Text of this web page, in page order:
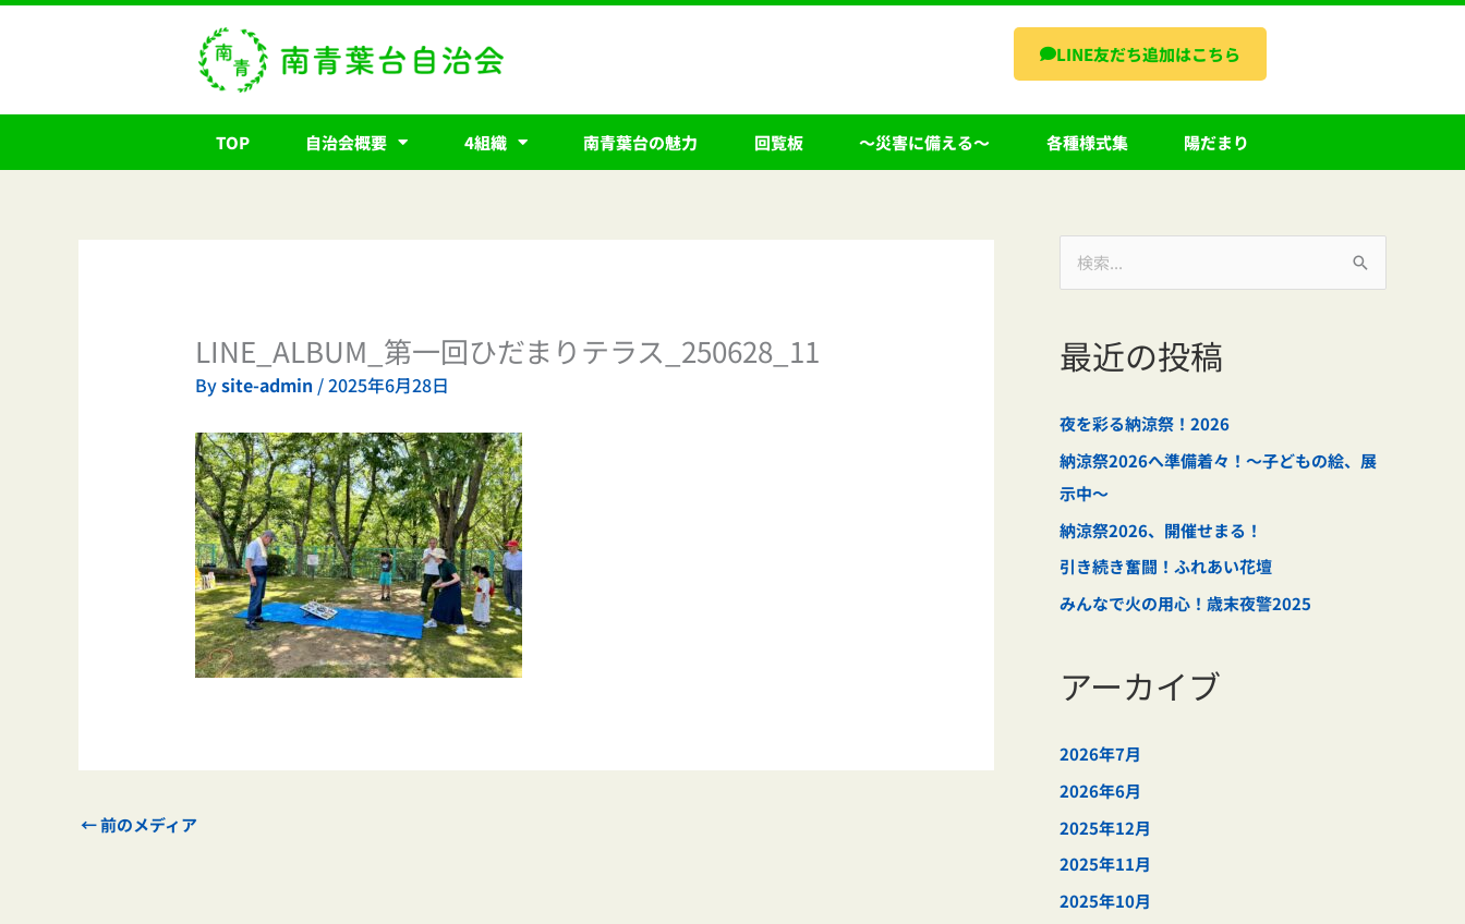
内
キ
プ
LINE友だち追加はこちら
TOP 自治会概要 4組織 南青葉台の魅力 回覧板 ～災害に備える～ 各種様式集 陽だまり
LINE_ALBUM_第一回ひだまりテラス_250628_11
Bysite-admin /2025年6月28日
←前のメディア
象
最近の投稿
夜を彩る納涼祭！2026
納涼祭2026へ準備着々！～子どもの絵、展
示中～
納涼祭2026、開催せまる！
引き続き奮闘！ふれあい花壇
みんなで火の用心！歳末夜警2025
アーカイブ
2026年7月
2026年6月
2025年12月
2025年11月
2025年10月